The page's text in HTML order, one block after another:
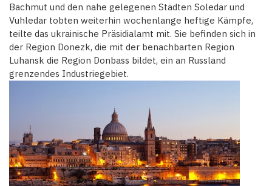
Bachmut und den nahe gelegenen Städten Soledar und
Vuhledar tobten weiterhin wochenlange heftige Kämpfe,
teilte das ukrainische Präsidialamt mit. Sie befinden sich in
der Region Donezk, die mit der benachbarten Region
Luhansk die Region Donbass bildet, ein an Russland
grenzendes Industriegebiet.